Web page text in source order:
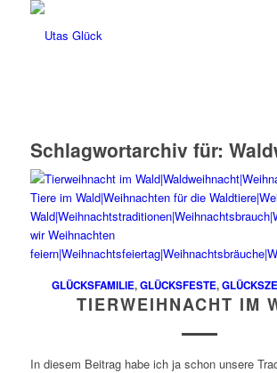
Schlagwortarchiv für:
GLÜCKSFAMILIE,GLÜCKSFESTE,
TIERWEIHNACHT IM
In diesem Beitrag habe ich ja schon unsere